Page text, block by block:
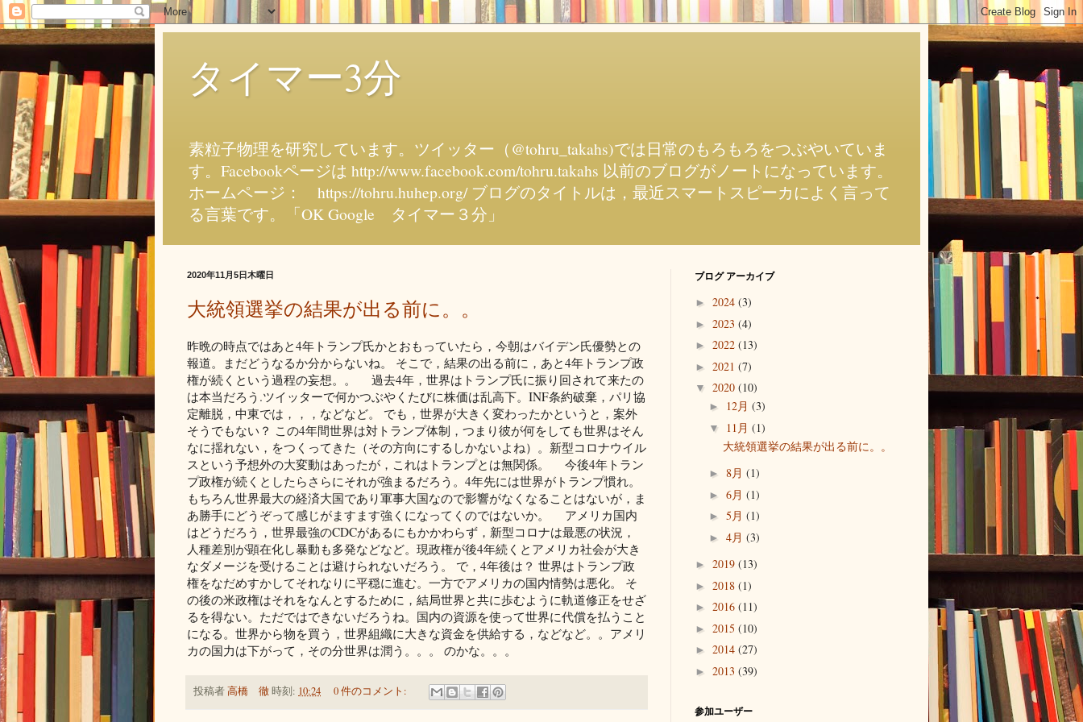
タイマー3分
素粒子物理を研究しています。ツイッター（@tohru_takahs)では日常のもろもろをつぶやいていま
す。Facebookページは http://www.facebook.com/tohru.takahs 以前のブログがノートになっています。
ホームページ： https://tohru.huhep.org/ ブログのタイトルは，最近スマートスピーカによく言って
る言葉です。「OK Google タイマー３分」
2020年11月5日木曜日
大統領選挙の結果が出る前に。。
昨晩の時点ではあと4年トランプ氏かとおもっていたら，今朝はバイデン氏優勢との
報道。まだどうなるか分からないね。 そこで，結果の出る前に，あと4年トランプ政
権が続くという過程の妄想。。 過去4年，世界はトランプ氏に振り回されて来たの
は本当だろう.ツイッターで何かつぶやくたびに株価は乱高下。INF条約破棄，パリ協
定離脱，中東では，，，などなど。 でも，世界が大きく変わったかというと，案外
そうでもない？ この4年間世界は対トランプ体制，つまり彼が何をしても世界はそん
なに揺れない，をつくってきた（その方向にするしかないよね）。新型コロナウイル
スという予想外の大変動はあったが，これはトランプとは無関係。 今後4年トラン
プ政権が続くとしたらさらにそれが強まるだろう。4年先には世界がトランプ慣れ。
もちろん世界最大の経済大国であり軍事大国なので影響がなくなることはないが，ま
あ勝手にどうぞって感じがますます強くになってくのではないか。 アメリカ国内
はどうだろう，世界最強のCDCがあるにもかかわらず，新型コロナは最悪の状況，
人種差別が顕在化し暴動も多発などなど。現政権が後4年続くとアメリカ社会が大き
なダメージを受けることは避けられないだろう。 で，4年後は？ 世界はトランプ政
権をなだめすかしてそれなりに平穏に進む。一方でアメリカの国内情勢は悪化。 そ
の後の米政権はそれをなんとするために，結局世界と共に歩むように軌道修正をせざ
るを得ない。ただではできないだろうね。国内の資源を使って世界に代償を払うこと
になる。世界から物を買う，世界組織に大きな資金を供給する，などなど。。アメリ
カの国力は下がって，その分世界は潤う。。。 のかな。。。
投稿者高橋 徹時刻: 10:24 0 件のコメント:
ブログ アーカイブ
► 2024 (3)
► 2023 (4)
► 2022 (13)
► 2021 (7)
▼ 2020 (10)
► 12月 (3)
▼ 11月 (1)
大統領選挙の結果が出る前に。。
► 8月 (1)
► 6月 (1)
► 5月 (1)
► 4月 (3)
► 2019 (13)
► 2018 (1)
► 2016 (11)
► 2015 (10)
► 2014 (27)
► 2013 (39)
参加ユーザー